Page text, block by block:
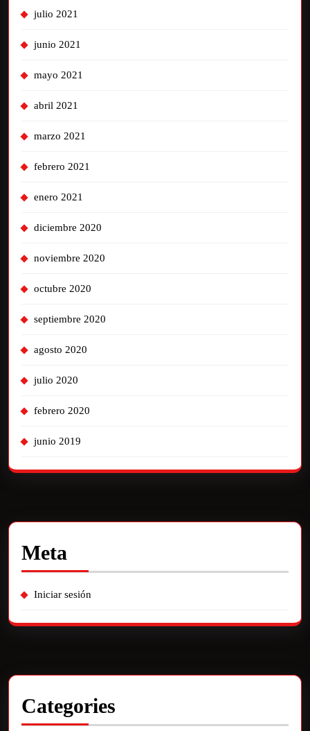
julio 2021
junio 2021
mayo 2021
abril 2021
marzo 2021
febrero 2021
enero 2021
diciembre 2020
noviembre 2020
octubre 2020
septiembre 2020
agosto 2020
julio 2020
febrero 2020
junio 2019
Meta
Iniciar sesión
Categories